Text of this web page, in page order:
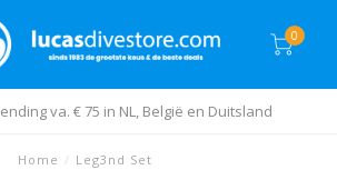
0
va. € 75 in NL, België en Duitsland
Home / Leg3nd Set